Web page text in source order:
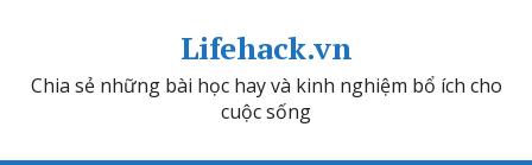
Lifehack.vn
Chia sẻ những bài học hay và kinh nghiệm bổ ích cho
cuộc sống